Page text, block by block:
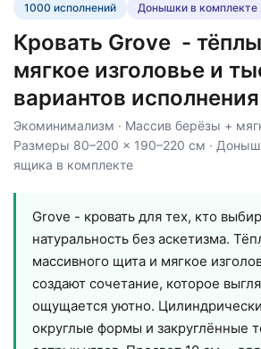
1000 исполнений
Донышки в комплекте
Кровать Grove -
мягкое изголовье и
вариантов исполнения
Экоминимализм · Массив берёзы +
Размеры 80–200 × 190–220 см ·
ящика в комплекте
Grove - кровать для тех, кто
натуральность без аскетизма.
массивного щита и мягкое
создают сочетание, которое
ощущается уютно.
округлые формы и закруглённые